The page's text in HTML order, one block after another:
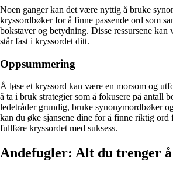
Noen ganger kan det være nyttig å bruke
kryssordbøker for å finne passende ord som
bokstaver og betydning. Disse ressursene
står fast i kryssordet ditt.
Oppsummering
Å løse et kryssord kan være en morsom og
å ta i bruk strategier som å fokusere på antall
ledetråder grundig, bruke synonymordbøker
kan du øke sjansene dine for å finne riktig
fullføre kryssordet med suksess.
Andefugler: Alt du trenger